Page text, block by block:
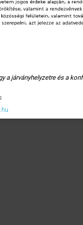
a járványhelyzetre és a